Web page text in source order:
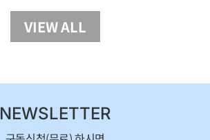
VIEW ALL
NEWSLETTER